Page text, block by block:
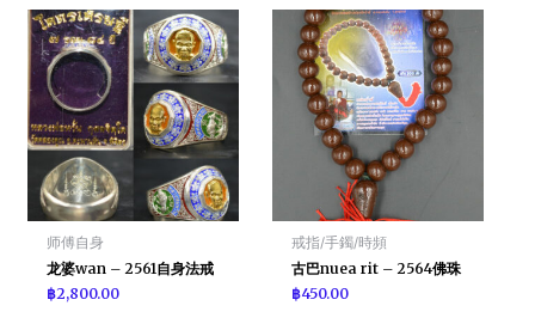
师傅自身
龙婆wan – 2561自身法戒
฿2,800.00
戒指/手鐲/時頻
古巴nuea rit – 2564佛珠
฿450.00